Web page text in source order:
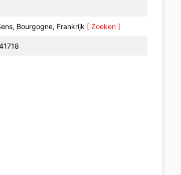
Bourgogne, Frankrijk [ Zoeken ]